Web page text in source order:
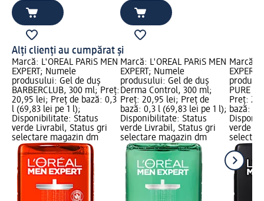
Alți clienți au cumpărat și
Marcă: L'ORÉAL PARiS MEN
EXPERT; Numele
produsului: Gel de duș
BARBERCLUB, 300 ml; Preț:
20,95 lei; Preț de bază: 0,3
l (69,83 lei pe 1 l);
Disponibilitate: Status
verde Livrabil, Status gri
selectare magazin dm
Marcă: L'ORÉAL PARiS MEN
EXPERT; Numele
produsului: Gel de duș
Derma Control, 300 ml;
Preț: 20,95 lei; Preț de
bază: 0,3 l (69,83 lei pe 1 l);
Disponibilitate: Status
verde Livrabil, Status gri
selectare magazin dm
Marcă:
PURE
Preț:
bază:
verde